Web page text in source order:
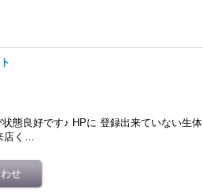
態良好です♪ HPに 登録出来ていない生体
店く…